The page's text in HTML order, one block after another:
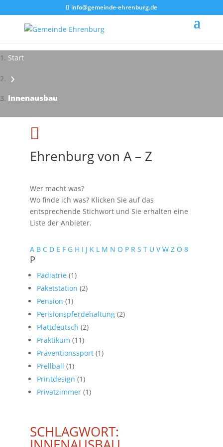
info@gemeinde-ehrenburg.de
Start
›
Innenausbau

Ehrenburg von A – Z
Wer macht was?
Wo finde ich was? Klicken Sie auf das
entsprechende Stichwort und Sie erhalten eine
Liste der Anbieter.
A B C D E F G H I J K L M N O P R S T U V W Z Ö 8
P
Pädiatrie (1)
Paketstation (2)
Pension (1)
Pensionspferdehaltung (2)
Plattdeutsch (2)
Praktikum (11)
Präventionssport (1)
Prellball (1)
Printdesign (1)
Privatzimmer (1)
SCHLAGWORT: